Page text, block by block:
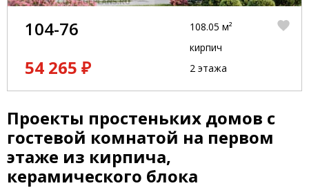
104-76
54 265 ₽
108.05 м²
кирпич
2 этажа
Проекты простеньких домов с
гостевой комнатой на первом
этаже из кирпича,
керамического блока